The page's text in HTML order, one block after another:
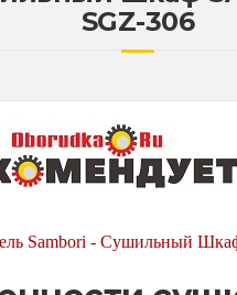
SGZ-306
Sambori - Сушильный